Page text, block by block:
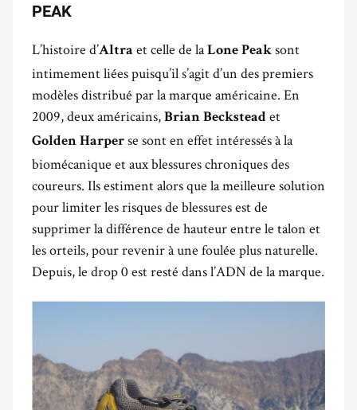
PEAK
L’histoire d’Altra et celle de laLone Peak sont
intimement liées puisqu’il s’agit d’un des premiers
modèles distribué par la marque américaine. En
2009, deux américains, Brian Beckstead et
Golden Harper se sont en effet intéressés à la
biomécanique et aux blessures chroniques des
coureurs. Ils estiment alors que la meilleure solution
pour limiter les risques de blessures est de
supprimer la différence de hauteur entre le talon et
les orteils, pour revenir à une foulée plus naturelle.
Depuis, le drop 0 est resté dans l’ADN de la marque.